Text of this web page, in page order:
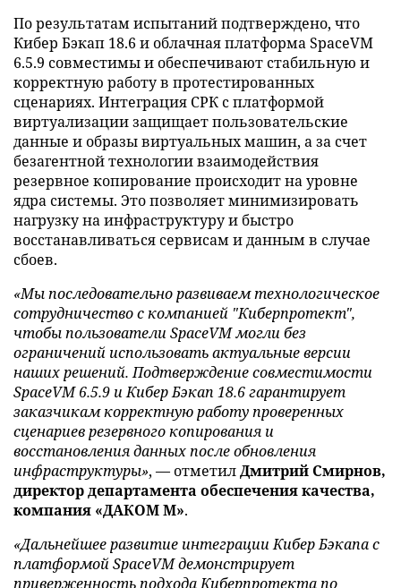
По результатам испытаний подтверждено, что
Кибер Бэкап 18.6 и облачная платформа SpaceVM
6.5.9 совместимы и обеспечивают стабильную и
корректную работу в протестированных
сценариях. Интеграция СРК с платформой
виртуализации защищает пользовательские
данные и образы виртуальных машин, а за счет
безагентной технологии взаимодействия
резервное копирование происходит на уровне
ядра системы. Это позволяет минимизировать
нагрузку на инфраструктуру и быстро
восстанавливаться сервисам и данным в случае
сбоев.
«Мы последовательно развиваем технологическое
сотрудничество с компанией "Киберпротект",
чтобы пользователи SpaceVM могли без
ограничений использовать актуальные версии
наших решений. Подтверждение совместимости
SpaceVM 6.5.9 и Кибер Бэкап 18.6 гарантирует
заказчикам корректную работу проверенных
сценариев резервного копирования и
восстановления данных после обновления
инфраструктуры», — отметилДмитрий Смирнов,
директор департамента обеспечения качества,
компания «ДАКОМ М».
«Дальнейшее развитие интеграции Кибер Бэкапа с
платформой SpaceVM демонстрирует
приверженность подхода Киберпротекта по